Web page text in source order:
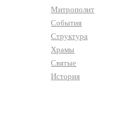
Митрополит
События
Структура
Храмы
Святые
История